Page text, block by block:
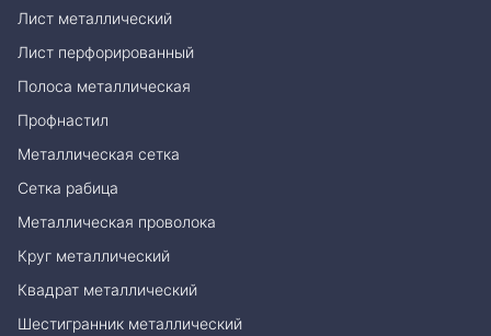
Лист металлический
Лист перфорированный
Полоса металлическая
Профнастил
Металлическая сетка
Сетка рабица
Металлическая проволока
Круг металлический
Квадрат металлический
Шестигранник металлический